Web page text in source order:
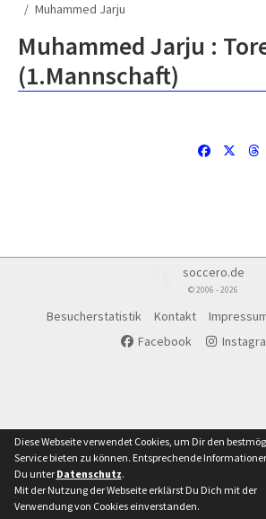
Muhammed Jarju
Muhammed Jarju :
(1.Mannschaft)
soccero.de
© 2006 - 2026
Besucherstatistik Kontakt
Facebook
Diese Webseite verwendet Cookies, um Dir den
Service bieten zu können. Entsprechende
Du unter Datenschutz.
Mit der Nutzung der Webseite erklärst Du Dich mit der
Verwendung von Cookies einverstanden.